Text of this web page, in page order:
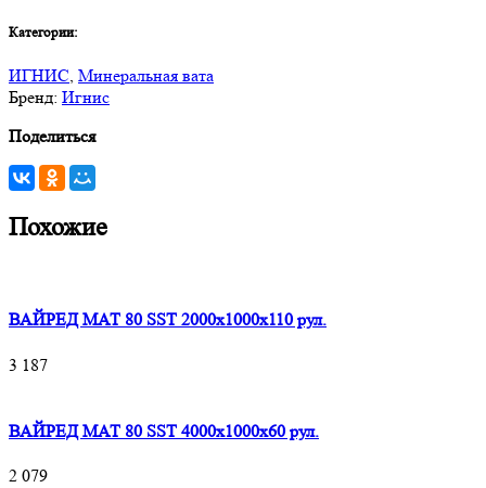
Категории:
ИГНИС, Минеральная вата
Бренд: Игнис
Поделиться
Похожие
ВАЙРЕД МАТ 80 SST 2000x1000x110 рул.
3 187
ВАЙРЕД МАТ 80 SST 4000x1000x60 рул.
2 079